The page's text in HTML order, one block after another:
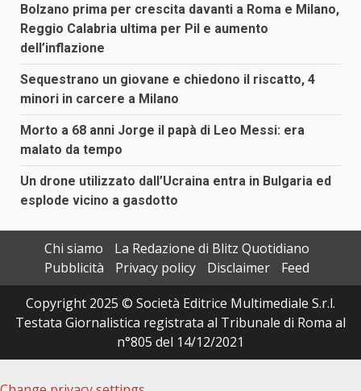
Bolzano prima per crescita davanti a Roma e Milano,
Reggio Calabria ultima per Pil e aumento
dell’inflazione
Sequestrano un giovane e chiedono il riscatto, 4
minori in carcere a Milano
Morto a 68 anni Jorge il papà di Leo Messi: era
malato da tempo
Un drone utilizzato dall’Ucraina entra in Bulgaria ed
esplode vicino a gasdotto
Chi siamo
La Redazione di Blitz Quotidiano
Pubblicità
Privacy policy Disclaimer
Feed
Copyright 2025 © Società Editrice Multimediale S.r.l.
Testata Giornalistica registrata al Tribunale di Roma al
n°805 del 14/12/2021